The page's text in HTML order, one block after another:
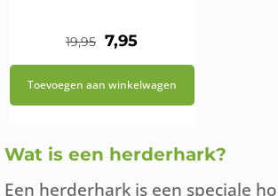
19,95 Oorspronkelijke
prijs
7,95Huidige
prijs
Toevoegen aan winkelwagen
Wat is een herderhark?
Een herderhark is een speciale